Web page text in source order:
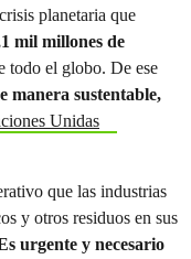
planetaria que
mil millones de
todo el globo. De ese
manera sustentable,
Unidas
que las industrias
y otros residuos en sus
urgente y necesario